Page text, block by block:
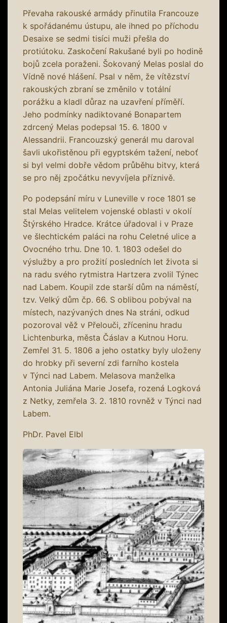
Převaha rakouské armády přinutila Francouze
k spořádanému ústupu, ale ihned po příchodu
Desaixe se sedmi tisíci muži přešla do
protiútoku. Zaskočení Rakušané byli po hodině
bojů zcela poraženi. Šokovaný Melas poslal do
Vídně nové hlášení. Psal v něm, že vítězství
rakouských zbraní se změnilo v totální
porážku a kladl důraz na uzavření příměří.
Jeho podmínky nadiktované Bonapartem
zdrcený Melas podepsal 15. 6. 1800 v
Alessandrii. Francouzský generál mu daroval
šavli ukořistěnou při egyptském tažení, neboť
si byl velmi dobře vědom průběhu bitvy, která
se pro něj zpočátku nevyvíjela příznivě.
Po podepsání míru v Luneville v roce 1801 se
stal Melas velitelem vojenské oblasti v okolí
Štýrského Hradce. Krátce úřadoval i v Praze
ve šlechtickém paláci na rohu Celetné ulice a
Ovocného trhu. Dne 10. 1. 1803 odešel do
výslužby a pro prožití posledních let života si
na radu svého rytmistra Hartzera zvolil Týnec
nad Labem. Koupil zde starší dům na náměstí,
tzv. Velký dům čp. 66. S oblibou pobýval na
místech, nazývaných dnes Na stráni, odkud
pozoroval věž v Přelouči, zříceninu hradu
Lichtenburka, města Čáslav a Kutnou Horu.
Zemřel 31. 5. 1806 a jeho ostatky byly uloženy
do hrobky při severní zdi farního kostela
v Týnci nad Labem. Melasova manželka
Antonia Juliána Marie Josefa, rozená Logková
z Netky, zemřela 3. 2. 1810 rovněž v Týnci nad
Labem.
PhDr. Pavel Elbl